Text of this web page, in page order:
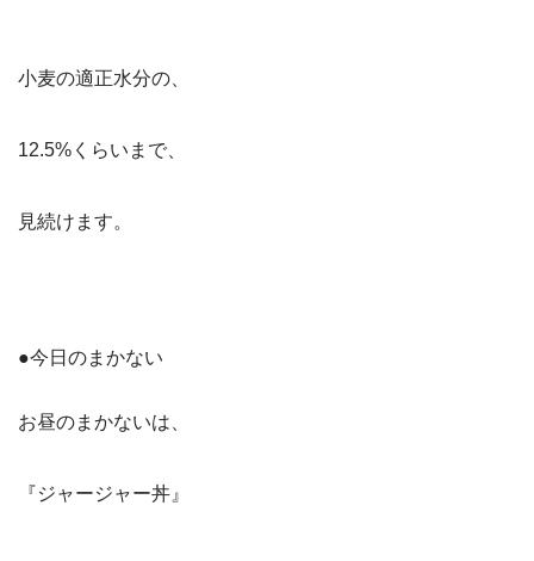
小麦の適正水分の、
12.5%くらいまで、
見続けます。
●今日のまかない
お昼のまかないは、
『ジャージャー丼』